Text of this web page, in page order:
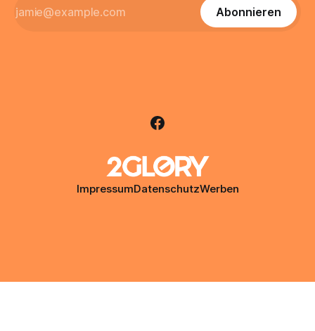
Abonnieren
ImpressumDatenschutzWerben